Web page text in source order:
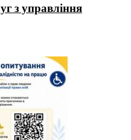
з управління